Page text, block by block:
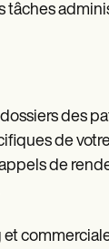
tâches
des
de
de